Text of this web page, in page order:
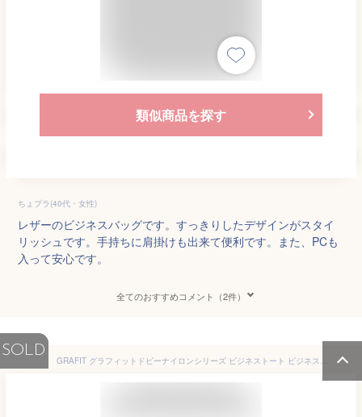
類似商品を探す
ちょプラ(40代・女性)
レザーのビジネスバッグです。すっきりしたデザインがスタイ
リッシュです。手持ちに肩掛けも出来て便利です。また、PCも
入って安心です。
全てのおすすめコメント（2件）
SOLD
GRAFIT グラフィットドビーナイロンシリーズ ビジネストート ビジネスバッグ 2way メンズ 通勤 ショルダー キャリーサポーター 出張 #26664 送料無料 父の日